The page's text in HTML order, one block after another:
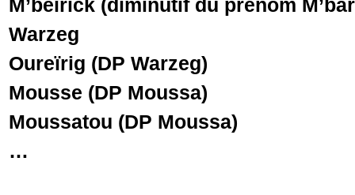
M’beïrick (diminutif du prénom
Warzeg
Oureïrig (DP Warzeg)
Mousse (DP Moussa)
Moussatou (DP Moussa)
…